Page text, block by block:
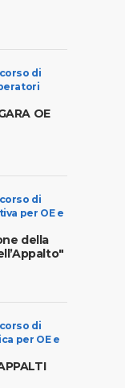
di
OE
di
per OE e
della
di
per OE e